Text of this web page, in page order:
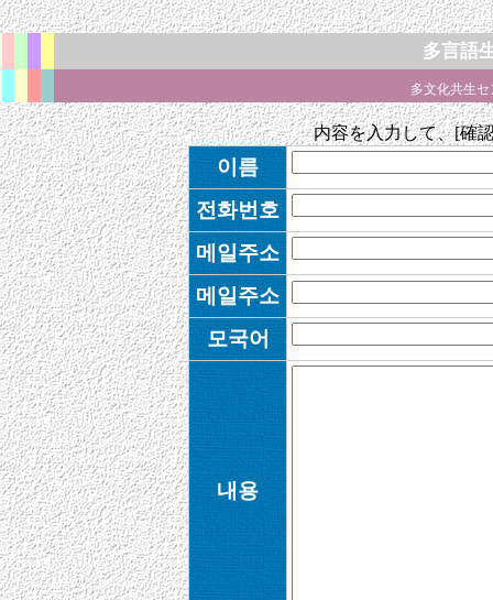
多言語
多文化共生
内容を入力して、[確
이름
전화번호
메일주소
메일주소
모국어
내용